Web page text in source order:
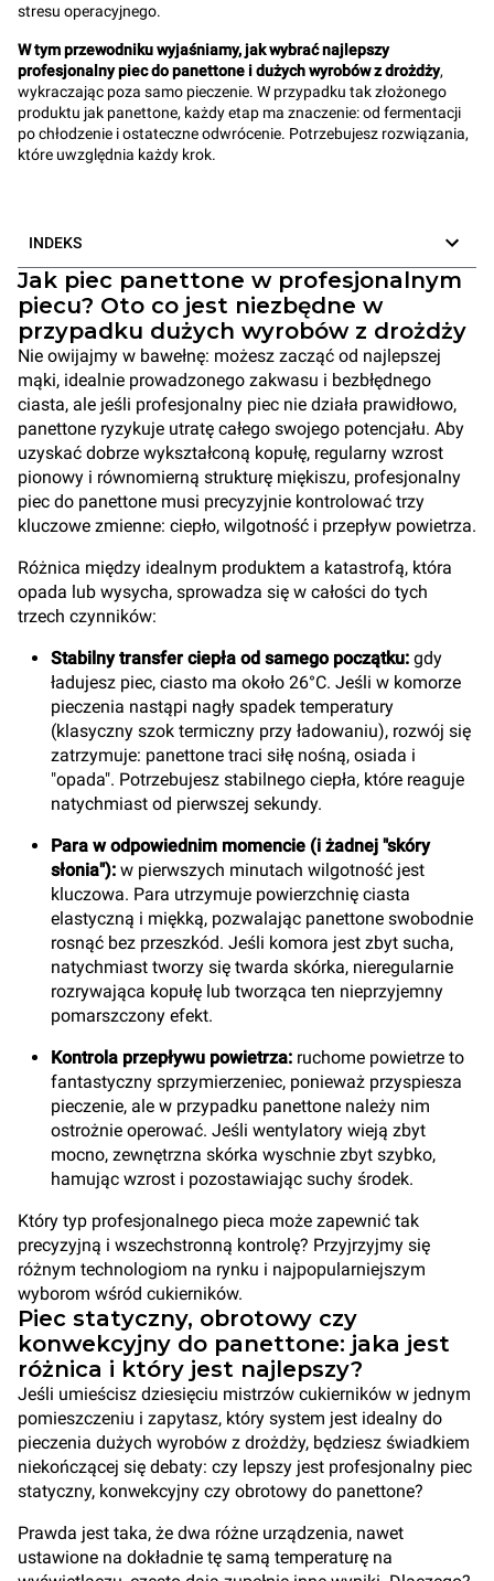
stresu operacyjnego.
W tym przewodniku wyjaśniamy, jak wybrać najlepszy
profesjonalny piec do panettone i dużych wyrobów z drożdży,
wykraczając poza samo pieczenie. W przypadku tak złożonego
produktu jak panettone, każdy etap ma znaczenie: od fermentacji
po chłodzenie i ostateczne odwrócenie. Potrzebujesz rozwiązania,
które uwzględnia każdy krok.
INDEKS
Jak piec panettone w profesjonalnym
piecu? Oto co jest niezbędne w
przypadku dużych wyrobów z drożdży
Nie owijajmy w bawełnę: możesz zacząć od najlepszej
mąki, idealnie prowadzonego zakwasu i bezbłędnego
ciasta, ale jeśli profesjonalny piec nie działa prawidłowo,
panettone ryzykuje utratę całego swojego potencjału. Aby
uzyskać dobrze wykształconą kopułę, regularny wzrost
pionowy i równomierną strukturę miękiszu, profesjonalny
piec do panettone musi precyzyjnie kontrolować trzy
kluczowe zmienne: ciepło, wilgotność i przepływ powietrza.
Różnica między idealnym produktem a katastrofą, która
opada lub wysycha, sprowadza się w całości do tych
trzech czynników:
Stabilny transfer ciepła od samego początku: gdy
ładujesz piec, ciasto ma około 26°C. Jeśli w komorze
pieczenia nastąpi nagły spadek temperatury
(klasyczny szok termiczny przy ładowaniu), rozwój się
zatrzymuje: panettone traci siłę nośną, osiada i
"opada". Potrzebujesz stabilnego ciepła, które reaguje
natychmiast od pierwszej sekundy.
Para w odpowiednim momencie (i żadnej "skóry
słonia"): w pierwszych minutach wilgotność jest
kluczowa. Para utrzymuje powierzchnię ciasta
elastyczną i miękką, pozwalając panettone swobodnie
rosnąć bez przeszkód. Jeśli komora jest zbyt sucha,
natychmiast tworzy się twarda skórka, nieregularnie
rozrywająca kopułę lub tworząca ten nieprzyjemny
pomarszczony efekt.
Kontrola przepływu powietrza: ruchome powietrze to
fantastyczny sprzymierzeniec, ponieważ przyspiesza
pieczenie, ale w przypadku panettone należy nim
ostrożnie operować. Jeśli wentylatory wieją zbyt
mocno, zewnętrzna skórka wyschnie zbyt szybko,
hamując wzrost i pozostawiając suchy środek.
Który typ profesjonalnego pieca może zapewnić tak
precyzyjną i wszechstronną kontrolę? Przyjrzyjmy się
różnym technologiom na rynku i najpopularniejszym
wyborom wśród cukierników.
Piec statyczny, obrotowy czy
konwekcyjny do panettone: jaka jest
różnica i który jest najlepszy?
Jeśli umieścisz dziesięciu mistrzów cukierników w jednym
pomieszczeniu i zapytasz, który system jest idealny do
pieczenia dużych wyrobów z drożdży, będziesz świadkiem
niekończącej się debaty: czy lepszy jest profesjonalny piec
statyczny, konwekcyjny czy obrotowy do panettone?
Prawda jest taka, że dwa różne urządzenia, nawet
ustawione na dokładnie tę samą temperaturę na